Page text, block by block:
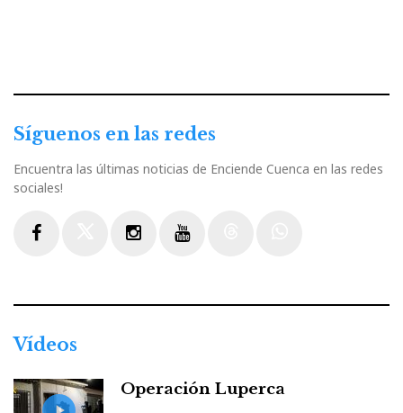
Síguenos en las redes
Encuentra las últimas noticias de Enciende Cuenca en las redes
sociales!
Vídeos
Operación Luperca